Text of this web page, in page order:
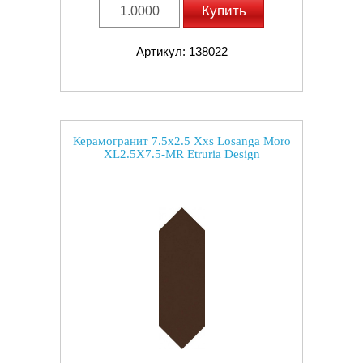
Купить
Артикул: 138022
Керамогранит 7.5x2.5 Xxs Losanga Moro
XL2.5X7.5-MR Etruria Design